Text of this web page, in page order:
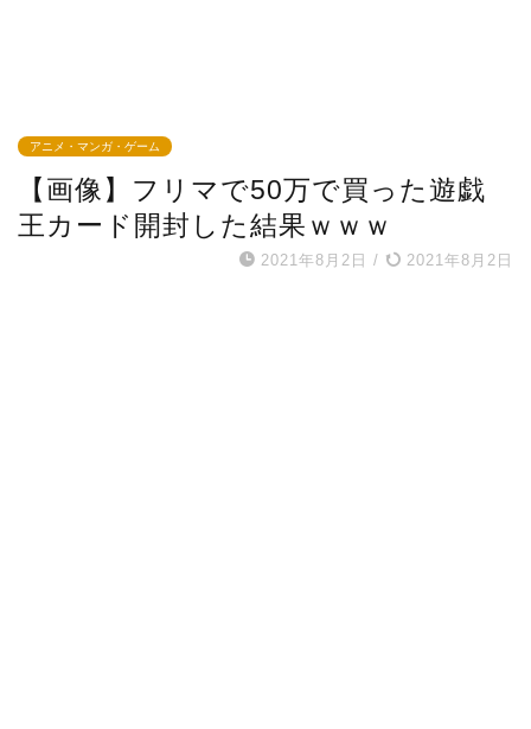
アニメ・マンガ・ゲーム
【画像】フリマで50万で買った遊戯
王カード開封した結果ｗｗｗ
2021年8月2日 / 2021年8月2日